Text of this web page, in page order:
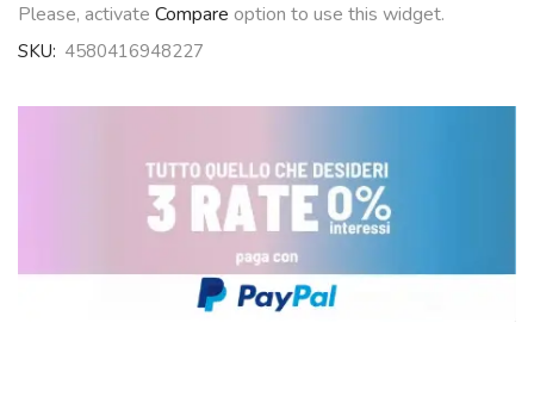
Please, activate Compare option to use this widget.
SKU: 4580416948227